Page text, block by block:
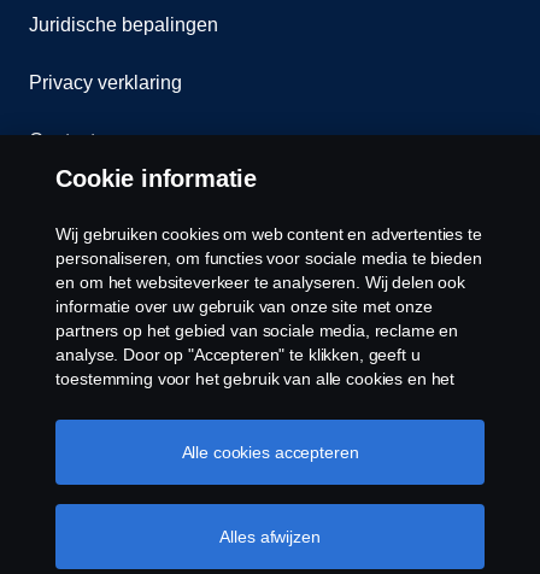
Juridische bepalingen
Privacy verklaring
Contact
Cookiebeleid
Cookies
Voorbehouden. Scania Belgium ,A.Van Osslaan 1
bus b28, 1120 Neder-Over-Heembeek, Tel. 02/264
Cookie informatie
Wij gebruiken cookies om web content en advertenties te
personaliseren, om functies voor sociale media te bieden
en om het websiteverkeer te analyseren. Wij delen ook
informatie over uw gebruik van onze site met onze
partners op het gebied van sociale media, reclame en
analyse. Door op "Accepteren" te klikken, geeft u
toestemming voor het gebruik van alle cookies en het
door op "Cookie Instellingen" te klikken en de
categorieën te selecteren die u wilt accepteren. Voor een
Cookie beleid
Alles afwijzen
Alle cookies accepteren